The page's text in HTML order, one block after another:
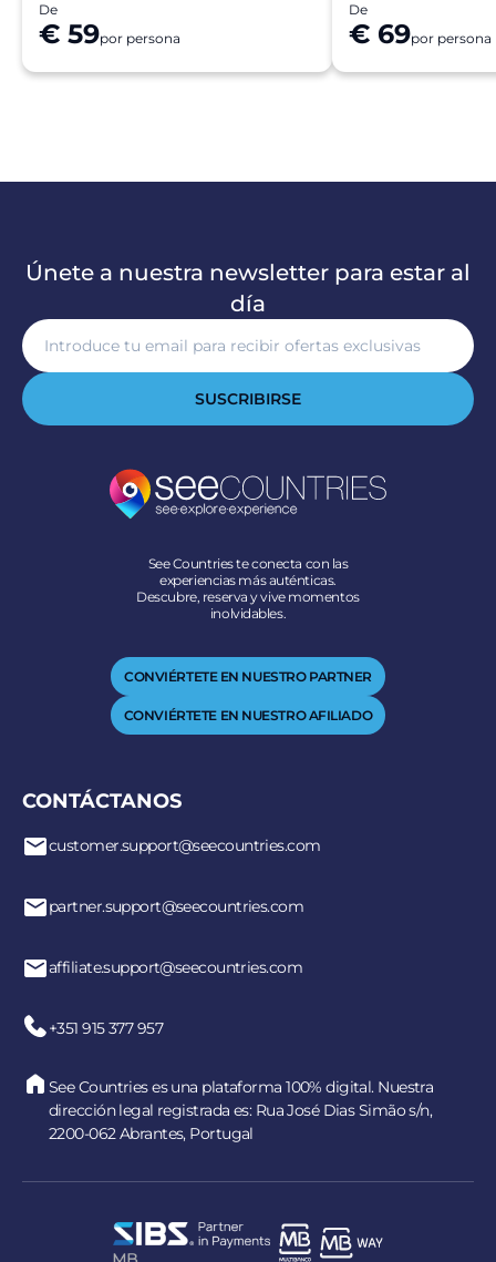
De
€ 59por persona
De
€ 69por persona
Únete a nuestra newsletter para estar al
día
SUSCRIBIRSE
See Countries te conecta con las
experiencias más auténticas.
Descubre, reserva y vive momentos
inolvidables.
CONVIÉRTETE EN NUESTRO PARTNER
CONVIÉRTETE EN NUESTRO AFILIADO
CONTÁCTANOS
customer.support@seecountries.com
partner.support@seecountries.com
affiliate.support@seecountries.com
+351 915 377 957
See Countries es una plataforma 100% digital. Nuestra
dirección legal registrada es: Rua José Dias Simão s/n,
2200-062 Abrantes, Portugal